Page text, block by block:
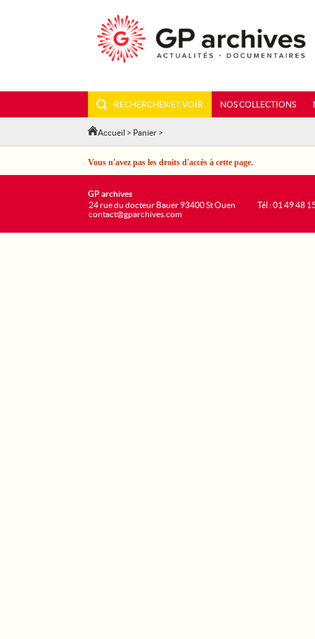
RECHERCHER ET VOIR NOS COLLECTIONS
Accueil > Panier >
Vous n'avez pas les droits d'accès à cette page.
GP archives
24 rue du docteur Bauer 93400 St Ouen
contact@gparchives.com
Tél : 01 49 48